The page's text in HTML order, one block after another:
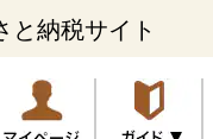
と納税サイト